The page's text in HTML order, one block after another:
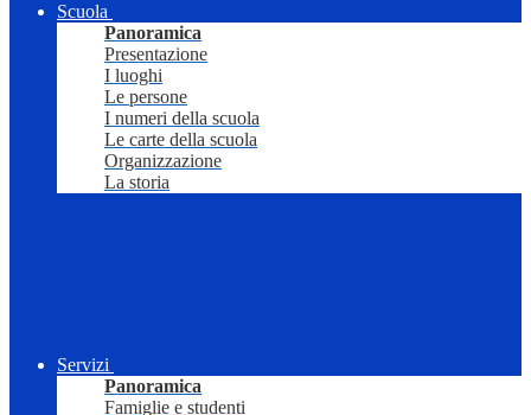
Scuola
Panoramica
Presentazione
I luoghi
Le persone
I numeri della scuola
Le carte della scuola
Organizzazione
La storia
Servizi
Panoramica
Famiglie e studenti